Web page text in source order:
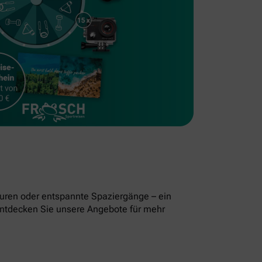
oder entspannte Spaziergänge – ein
Sie unsere Angebote für mehr